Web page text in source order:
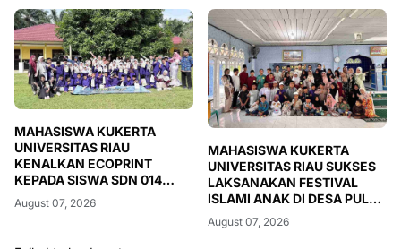
MAHASISWA KUKERTA
UNIVERSITAS RIAU
KENALKAN ECOPRINT
KEPADA SISWA SDN 014
DESA PULAU RENGAS
August 07, 2026
MAHASISWA KUKERTA
UNIVERSITAS RIAU SUKSES
LAKSANAKAN FESTIVAL
ISLAMI ANAK DI DESA PULAU
RENGAS
August 07, 2026